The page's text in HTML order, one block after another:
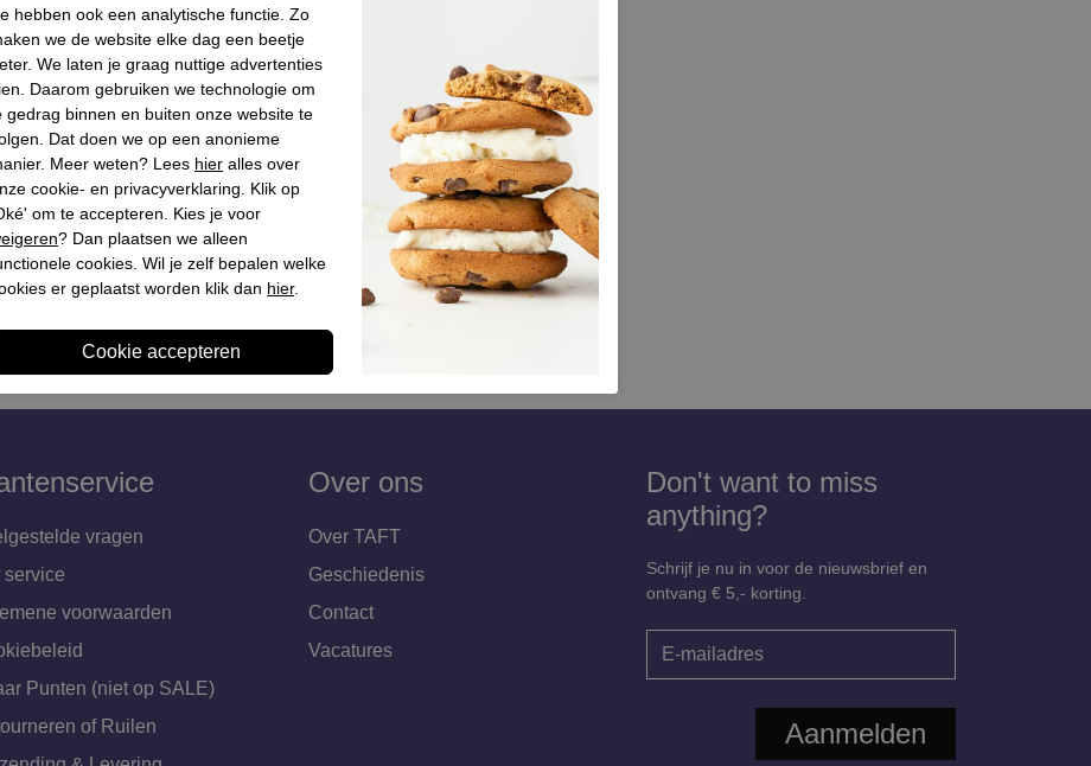
wit combi
vragen
service
voorwaarden
Punten (niet op SALE)
of Ruilen
Over ons
Over TAFT
Geschiedenis
Contact
Vacatures
Don't want to miss
anything?
Schrijf je nu in voor de nieuwsbrief en
ontvang € 5,- korting.
Aanmelden
hebben ook een analytische functie. Zo
we de website elke dag een beetje
We laten je graag nuttige advertenties
Daarom gebruiken we technologie om
gedrag binnen en buiten onze website te
Dat doen we op een anonieme
Meer weten? Lees hier alles over
cookie- en privacyverklaring. Klik op
om te accepteren. Kies je voor
? Dan plaatsen we alleen
cookies. Wil je zelf bepalen welke
er geplaatst worden klik dan hier.